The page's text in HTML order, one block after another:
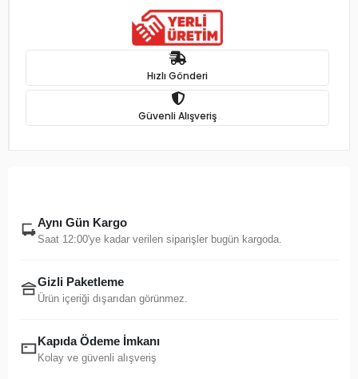
Hızlı Gönderi
Güvenli Alışveriş
Aynı Gün Kargo
Saat 12:00'ye kadar verilen siparişler bugün kargoda.
Gizli Paketleme
Ürün içeriği dışarıdan görünmez.
Kapıda Ödeme İmkanı
Kolay ve güvenli alışveriş